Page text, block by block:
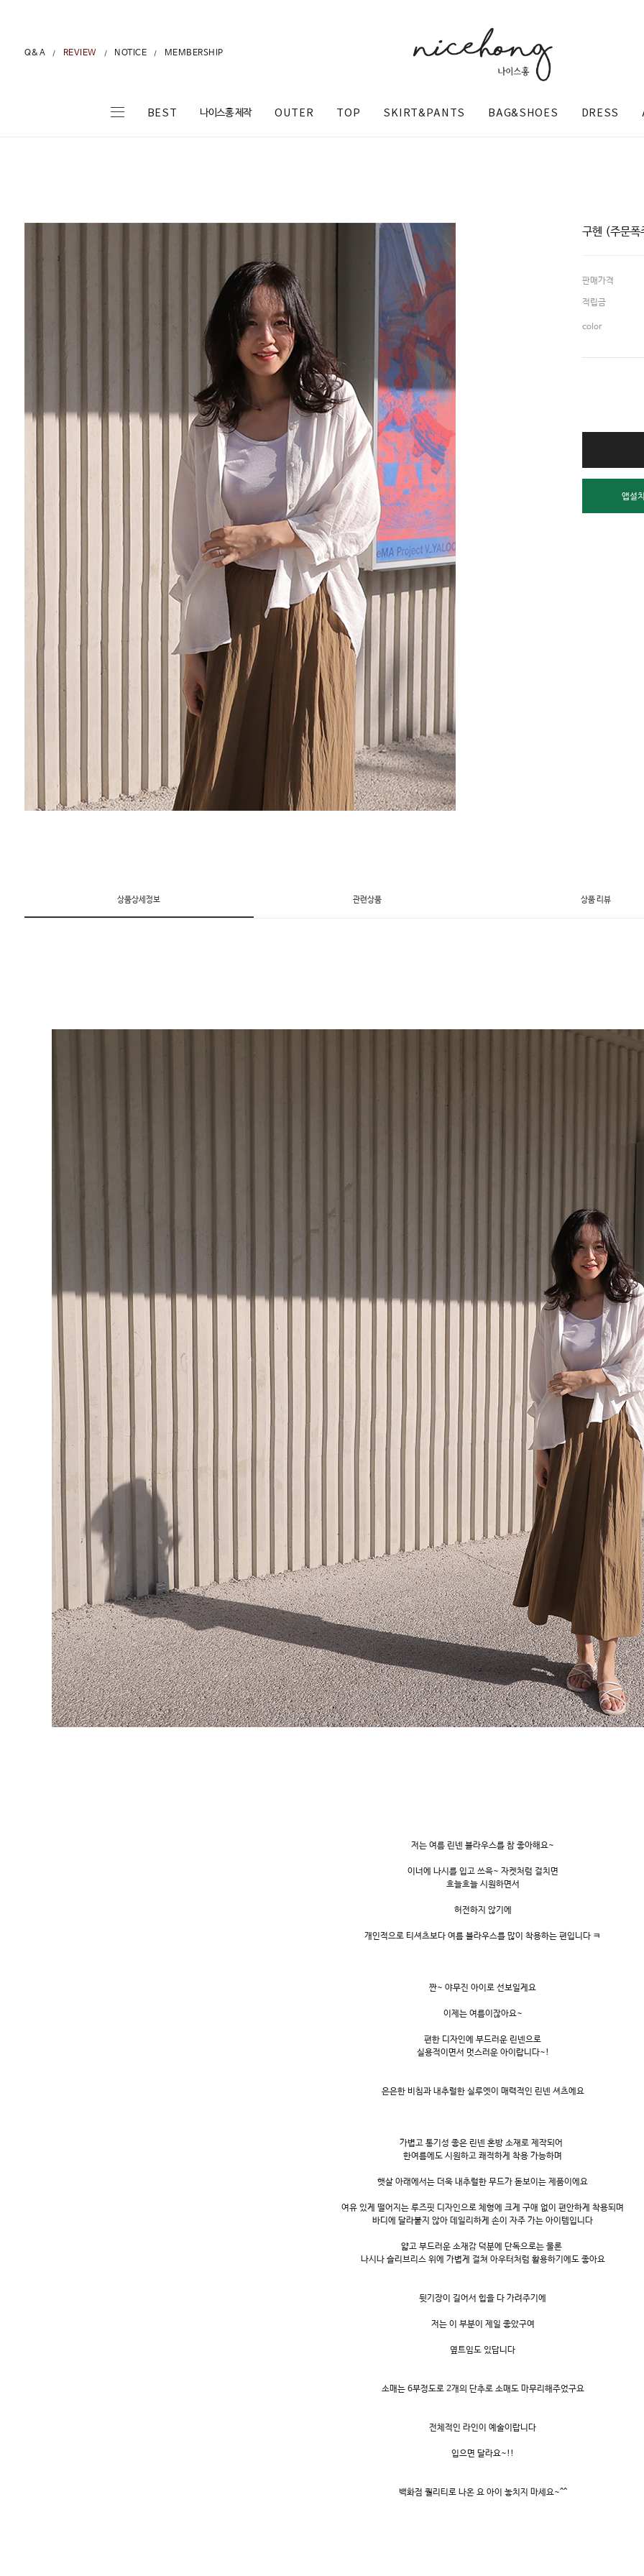
Q&A / REVIEW / NOTICE / MEMBERSHIP
BEST 나이스홍 제작 OUTER TOP SKIRT&PANTS BAG&SHOES DRESS
@nicehong_
구헨 (주문
판매가격
적립금
color
상품상세정보 관련상품 상품 리뷰
저는 여름 린넨 블라우스를 참 좋아해요~
이너에 나시를 입고 쓰윽~ 자켓처럼 걸치면
흐늘흐늘 시원하면서
허전하지 않기에
개인적으로 티셔츠보다 여름 블라우스를 많이 착용하는 편입니다 ㅋ
짠~ 야무진 아이로 선보일게요
이제는 여름이잖아요~
편한 디자인에 부드러운 린넨으로
실용적이면서 멋스러운 아이랍니다~!
은은한 비침과 내추럴한 실루엣이 매력적인 린넨 셔츠에요
가볍고 통기성 좋은 린넨 혼방 소재로 제작되어
한여름에도 시원하고 쾌적하게 착용 가능하며
햇살 아래에서는 더욱 내추럴한 무드가 돋보이는 제품이에요
여유 있게 떨어지는 루즈핏 디자인으로 체형에 크게 구애 없이 편안하게 착용되며
바디에 달라붙지 않아 데일리하게 손이 자주 가는 아이템입니다
얇고 부드러운 소재감 덕분에 단독으로는 물론
나시나 슬리브리스 위에 가볍게 걸쳐 아우터처럼 활용하기에도 좋아요
뒷기장이 길어서 힙을 다 가려주기에
저는 이 부분이 제일 좋았구여
옆트임도 있답니다
소매는 6부정도로 2개의 단추로 소매도 마무리해주었구요
전체적인 라인이 예술이랍니다
입으면 달라요~!!
백화점 퀄리티로 나온 요 아이 놓치지 마세요~^^